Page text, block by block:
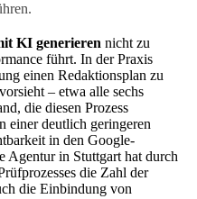
KI generieren nicht zu
führt. In der Praxis
einen Redaktionsplan zu
– etwa alle sechs
die diesen Prozess
einer deutlich geringeren
in den Google-
Agentur in Stuttgart hat durch
die Zahl der
die Einbindung von